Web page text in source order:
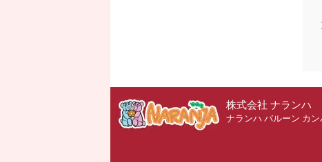
株式会社 ナランハ
ナランハ バルーン カ